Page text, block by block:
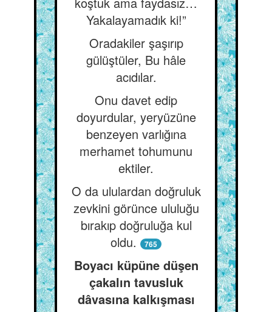
Yakalayamadık ki!”
Oradakiler şaşırıp
gülüştüler, Bu hâle
acıdılar.
Onu davet edip
doyurdular, yeryüzüne
benzeyen varlığına
merhamet tohumunu
ektiler.
O da ululardan doğruluk
zevkini görünce ululuğu
bırakıp doğruluğa kul
oldu.
765
Boyacı küpüne düşen
çakalın tavusluk
dâvasına kalkışması